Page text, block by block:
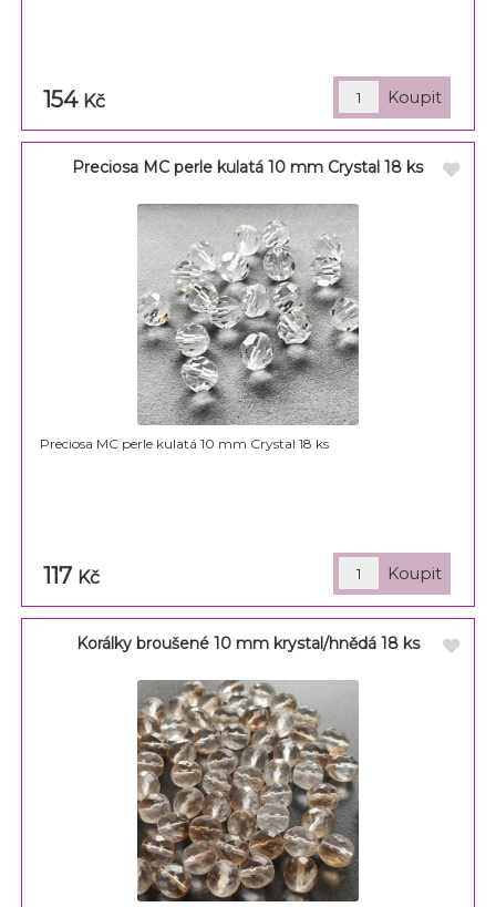
154 Kč
Preciosa MC perle kulatá 10 mm Crystal 18 ks
Preciosa MC perle kulatá 10 mm Crystal 18 ks
117 Kč
Korálky broušené 10 mm krystal/hnědá 18 ks